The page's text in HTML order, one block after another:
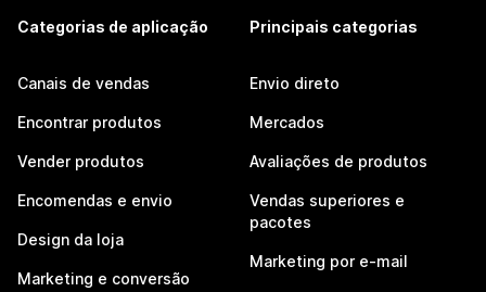
Categorias de aplicação
Canais de vendas
Encontrar produtos
Vender produtos
Encomendas e envio
Design da loja
Marketing e conversão
Principais categorias
Envio direto
Mercados
Avaliações de produtos
Vendas superiores e
pacotes
Marketing por e-mail